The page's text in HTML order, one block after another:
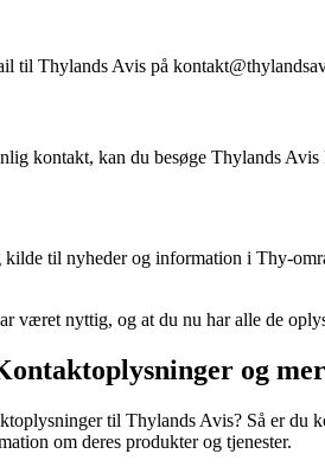
til Thylands Avis på
kontakt, kan du besøge Thylands
til nyheder og information i Thy-
været nyttig, og at du nu har alle de
og
til Thylands Avis? Så er du
om deres produkter og tjenester.